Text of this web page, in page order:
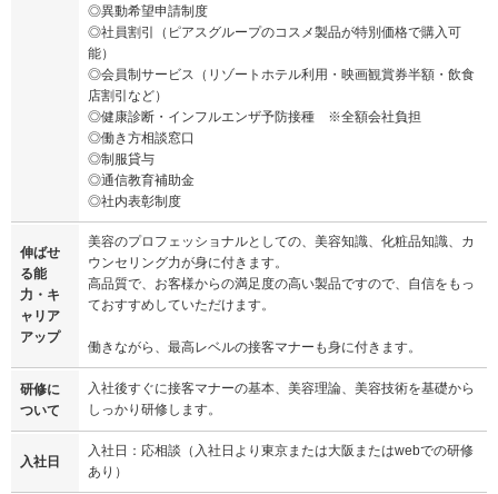
◎異動希望申請制度
◎社員割引（ピアスグループのコスメ製品が特別価格で購入可
能）
◎会員制サービス（リゾートホテル利用・映画観賞券半額・飲食
店割引など）
◎健康診断・インフルエンザ予防接種 ※全額会社負担
◎働き方相談窓口
◎制服貸与
◎通信教育補助金
◎社内表彰制度
伸ばせ
る能
力・キ
ャリア
アップ
美容のプロフェッショナルとしての、美容知識、化粧品知識、カ
ウンセリング力が身に付きます。
高品質で、お客様からの満足度の高い製品ですので、自信をもっ
ておすすめしていただけます。
働きながら、最高レベルの接客マナーも身に付きます。
研修に
ついて
入社後すぐに接客マナーの基本、美容理論、美容技術を基礎から
しっかり研修します。
入社日
入社日：応相談（入社日より東京または大阪またはwebでの研修
あり）